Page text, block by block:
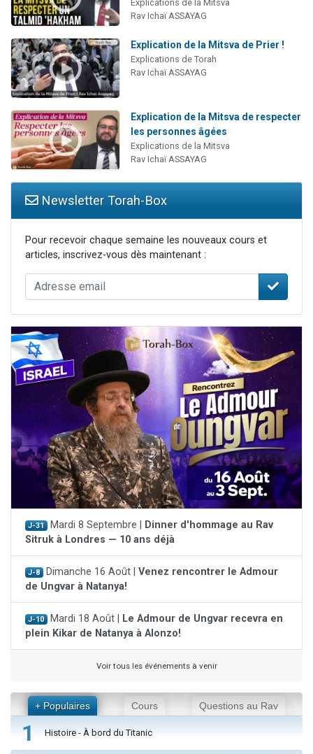
Explications de la Mitsva
Rav Ichaï ASSAYAG
Explication de la Mitsva de Prier !
Explications de Torah
Rav Ichaï ASSAYAG
Explication de la Mitsva de respecter
les personnes âgées
Explications de la Mitsva
Rav Ichaï ASSAYAG
Newsletter Torah-Box
Pour recevoir chaque semaine les nouveaux cours et
articles, inscrivez-vous dès maintenant :
J-31 Mardi 8 Septembre |
Dinner d'hommage au Rav
Sitruk à Londres — 10 ans déjà
J-8 Dimanche 16 Août | Venez rencontrer le Admour
de Ungvar à Natanya!
J-10 Mardi 18 Août |
Le Admour de Ungvar recevra en
plein Kikar de Natanya à Alonzo!
Voir tous les événements à venir
+ Populaires Cours Questions au Rav
1 Histoire - À bord du Titanic